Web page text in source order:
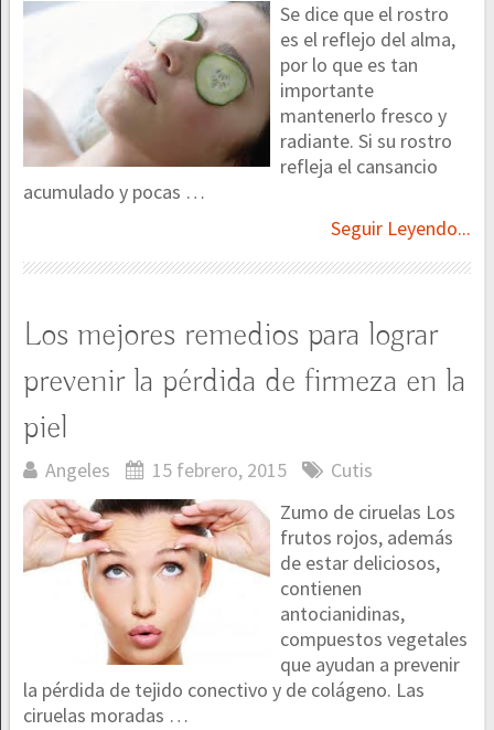
Se dice que el rostro
es el reflejo del alma,
por lo que es tan
importante
mantenerlo fresco y
radiante. Si su rostro
refleja el cansancio
acumulado y pocas …
Seguir Leyendo...
Los mejores remedios para lograr
prevenir la pérdida de firmeza en la
piel
Angeles 15 febrero, 2015
Cutis
Zumo de ciruelas Los
frutos rojos, además
de estar deliciosos,
contienen
antocianidinas,
compuestos vegetales
que ayudan a prevenir
la pérdida de tejido conectivo y de colágeno. Las
ciruelas moradas …